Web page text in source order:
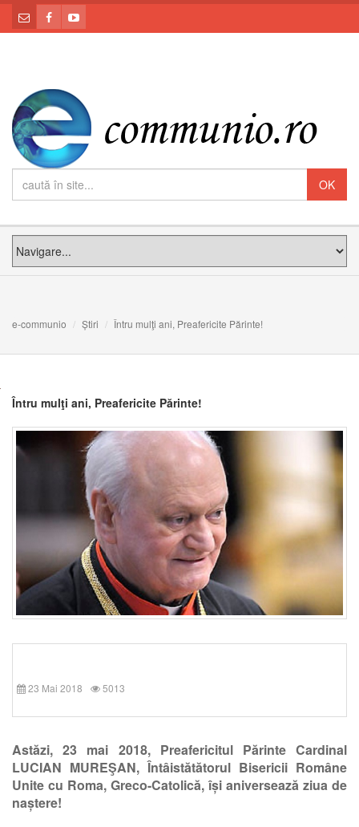
e-communio Știri Întru mulţi ani, Preafericite Părinte!
Întru mulţi ani, Preafericite Părinte!
23 Mai 2018 5013
Astăzi, 23 mai 2018, Preafericitul Părinte Cardinal
LUCIAN MUREŞAN, Întâistătătorul Bisericii Române
Unite cu Roma, Greco-Catolică, își aniversează ziua de
naștere!